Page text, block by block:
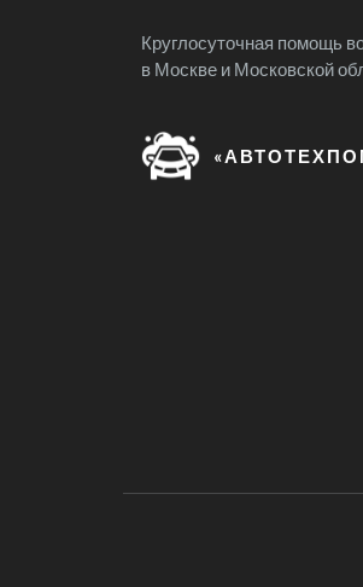
Круглосуточная помощь
в Москве и Московской